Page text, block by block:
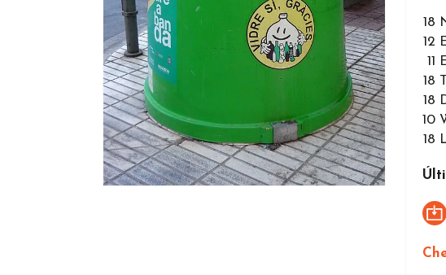
18
12
11
18
18
10
18